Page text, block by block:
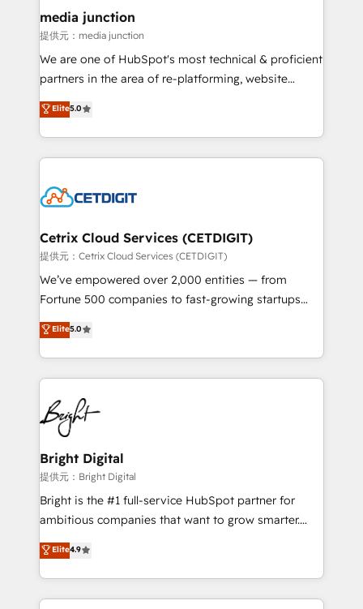
Mexico, USA, and Portugal—we've executed over a
hundred successful operations. Our approach,
rooted in RevOps principles, integrates analysis,
training, planning, and qualification. Leveraging
inbound marketing tactics, we focus on
understanding, nurturing, and converting leads.
competitive market.
media junction
提供元：media junction
We are one of HubSpot's most technical & proficient
partners in the area of re-platforming, website
design & development. We specialize in multi-hub
implementations for mid-market & enterprise
companies. We are woman-owned, powered by
coffee, and we ❤️ dogs. We produce award-winning
Impact Award 🏆2022 Technical Expertise Impact
Award 🏆2020 Elite Solutions Partner 🏆2019
Integrations HubSpot Impact Award 🏆2019
Marketing Enablement HubSpot Impact Award 🏆
2018 Website Design HubSpot Impact Award 🏆2017
Growth-Driven Design Agency of the Year 🏆2016
Sales Enablement HubSpot Impact Award 🏆2015
HubSpot COS Performance Award 🏆2014 HubSpot
COS Design Award 🏆2013 HubSpot Marketplace
Partner 📆Founded in 1997
Elite5.0
Cetrix Cloud Services (CETDIGIT)
提供元：Cetrix Cloud Services (CETDIGIT)
We’ve empowered over 2,000 entities — from
Fortune 500 companies to fast-growing startups
and nonprofits — to streamline operations, scale
revenue, and unlock the full potential of HubSpot.
With deep technical and industry expertise, we fuse
automation, integration, and AI innovation to deliver
lasting impact. We specialize in: • Turnkey and end-
to-end HubSpot implementations • Onboarding for
Sales, Service, Marketing & Content Hubs • AI voice
and chat agents, predictive automation, and smart
workflows • Salesforce + HubSpot integration •
RevOps and AI-driven sales enablement • Website
design and CMS development • ERP integration: SAP,
and CRM migration from any platform •
Client/member portals built on HubSpot • Custom
Elite5.0
Bright Digital
提供元：Bright Digital
Bright is the #1 full-service HubSpot partner for
ambitious companies that want to grow smarter.
From HubSpot onboarding, to training, from
developing a new website to lead generation and
digital marketing; we do it all (and with great
results)! In short, our services include: - HubSpot
Elite4.9